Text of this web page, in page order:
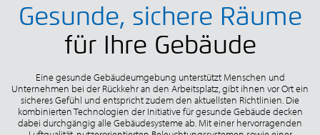
Gesunde, sichere Räume
für Ihre Gebäude
Eine gesunde Gebäudeumgebung unterstützt Menschen und
Unternehmen bei der Rückkehr an den Arbeitsplatz, gibt ihnen vor Ort ein
sicheres Gefühl und entspricht zudem den aktuellsten Richtlinien. Die
kombinierten Technologien der Initiative für gesunde Gebäude decken
dabei durchgängig alle Gebäudesysteme ab. Mit einer hervorragenden